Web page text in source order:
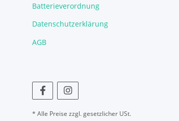
Batterieverordnung
Datenschutzerklärung
AGB
* Alle Preise zzgl. gesetzlicher USt.